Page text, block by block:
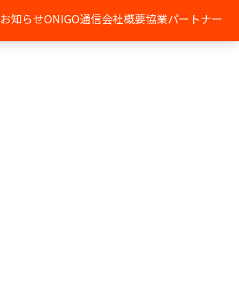
お知らせONIGO通信会社概要協業パートナー